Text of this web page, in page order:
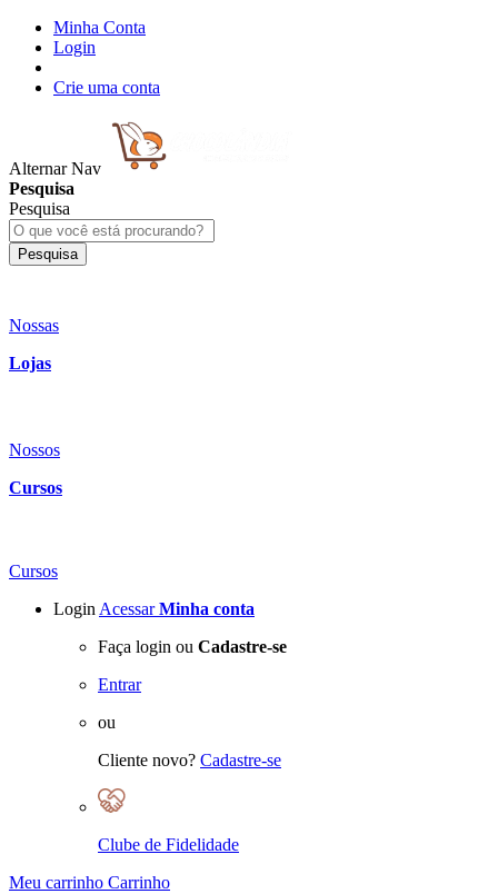
Minha Conta
Login
Crie uma conta
Alternar Nav
Pesquisa
Pesquisa
Pesquisa
Nossas
Lojas
Nossos
Cursos
Cursos
Login Acessar Minha conta
Faça login ou Cadastre-se
Entrar
ou
Cliente novo? Cadastre-se
Clube de Fidelidade
Meu carrinho Carrinho